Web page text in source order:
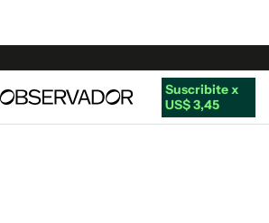
Suscribite x
US$ 3,45